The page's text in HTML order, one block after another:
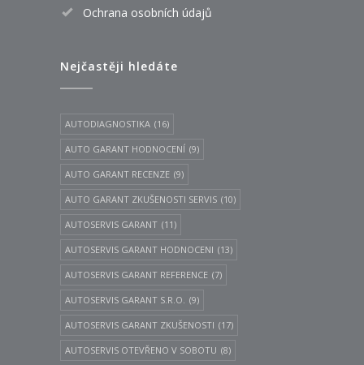
Ochrana osobních údajů
Nejčastěji hledáte
AUTODIAGNOSTIKA (16)
AUTO GARANT HODNOCENÍ (9)
AUTO GARANT RECENZE (9)
AUTO GARANT ZKUŠENOSTI SERVIS (10)
AUTOSERVIS GARANT (11)
AUTOSERVIS GARANT HODNOCENI (13)
AUTOSERVIS GARANT REFERENCE (7)
AUTOSERVIS GARANT S.R.O. (9)
AUTOSERVIS GARANT ZKUŠENOSTI (17)
AUTOSERVIS OTEVŘENO V SOBOTU (8)